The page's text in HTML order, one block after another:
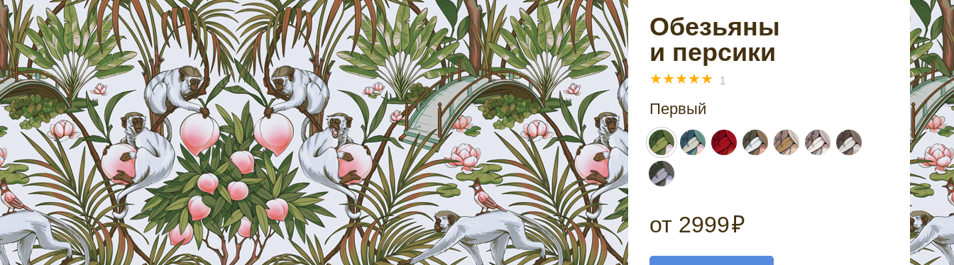
Обезьяны
и персики
☆
☆
☆
☆
☆ 1
Первый
от 2999₽